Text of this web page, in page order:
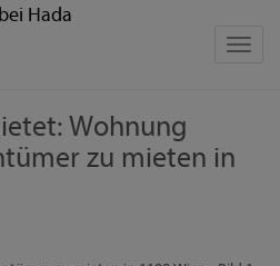
Wohnung
zu mieten in